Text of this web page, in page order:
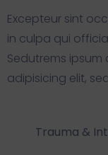
Excepteur sint
in culpa qui
Sedutrems
adipisicing elit,
Trauma &